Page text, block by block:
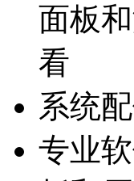
面板
看
系统
专业